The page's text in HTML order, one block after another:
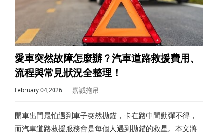
愛車突然故障怎麼辦？汽車道路救援費用、
流程與常見狀況全整理！
February 04,2026 嘉誠拖吊
開車出門最怕遇到車子突然拋錨，卡在路中間動彈不得，
而汽車道路救援服務會是每個人遇到拋錨的救星。本文將